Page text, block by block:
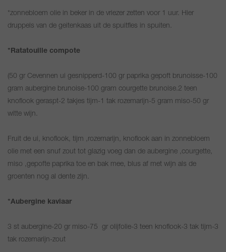
*zonnebloem olie in beker in de vriezer zetten voor 1 uur. Hier
druppels van de geitenkaas uit de spuitfles in spuiten.
*Ratatouille compote
(50 gr Cevennen ui gesnipperd-100 gr paprika gepoft brunoisse-100
gram aubergine brunoise-100 gram courgette brunoise.2 teen
knoflook geraspt-2 takjes tijm-1 tak rozemarijn-5 gram miso-50 gr
witte wijn.
Fruit de ui, knoflook, tijm ,rozemarijn, knoflook aan in zonnebloem
olie met een snuf zout tot glazig voeg dan de aubergine ,courgette,
miso ,gepofte paprika toe en bak mee, blus af met wijn als de
groenten nog al dente zijn.
*Aubergine kaviaar
3 st aubergine-20 gr miso-75 gr olijfolie-3 teen knoflook-3 tak tijm-3
tak rozemarijn-zout